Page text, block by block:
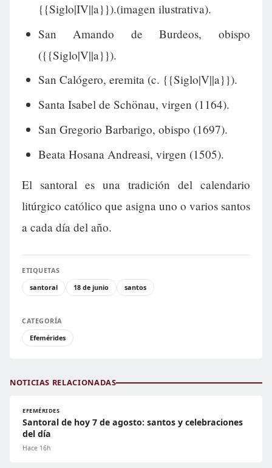
{{Siglo|IV||a}}).(imagen ilustrativa).
San Amando de Burdeos, obispo
({{Siglo|V||a}}).
San Calógero, eremita (c. {{Siglo|V||a}}).
Santa Isabel de Schönau, virgen (1164).
San Gregorio Barbarigo, obispo (1697).
Beata Hosana Andreasi, virgen (1505).
El santoral es una tradición del calendario
litúrgico católico que asigna uno o varios santos
a cada día del año.
ETIQUETAS
santoral
18 de junio santos
CATEGORÍA
Efemérides
NOTICIAS RELACIONADAS
EFEMÉRIDES
Santoral de hoy 7 de agosto: santos y celebraciones
del día
Hace 16h